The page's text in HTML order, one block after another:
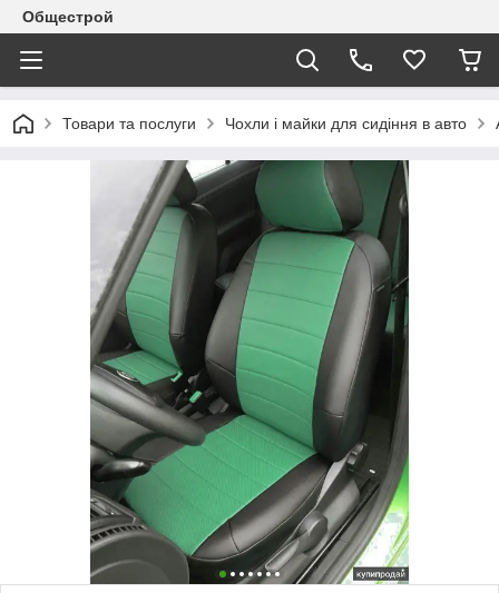
Общестрой
Товари та послуги Чохли і майки для сидіння в авто